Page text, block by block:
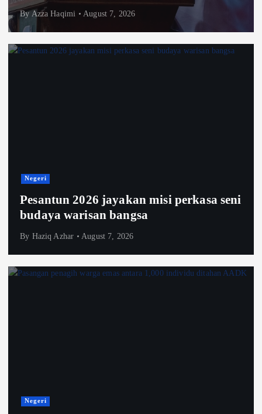
By Azza Haqimi August 7, 2026
Negeri
Pesantun 2026 jayakan misi perkasa seni
budaya warisan bangsa
By Haziq Azhar August 7, 2026
Negeri